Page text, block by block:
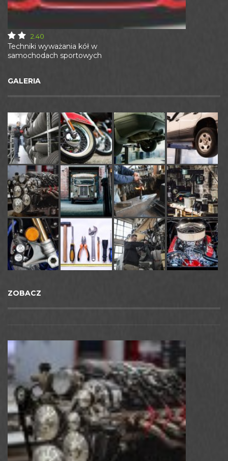
Techniki wyważania kół w
samochodach sportowych
2.40
GALERIA
ZOBACZ